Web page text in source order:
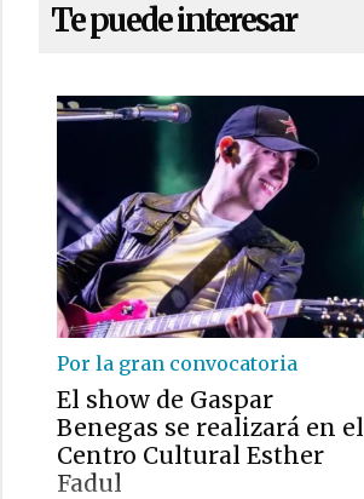
Te puede interesar
Por la gran convocatoria
El show de Gaspar
Benegas se realizará en el
Centro Cultural Esther
Fadul